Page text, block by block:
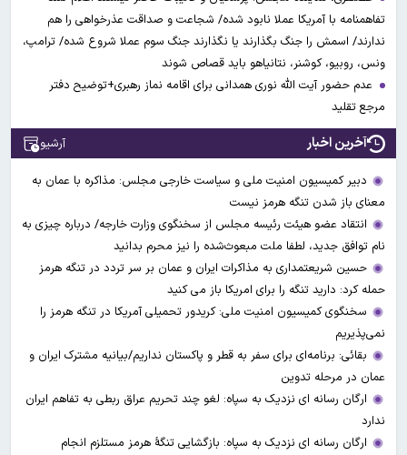
تفاهمنامه با آمریکا عملا نابود شده/ شجاعت و صداقت عذرخواهی را هم
ندارند/ اسمش را جنگ بگذارند یا نگذارند جنگ سوم عملا شروع شده/ ترامپ،
ونس، روبیو، کوشنر، نتانیاهو باید قصاص شوند
عدم حضور آیت الله نوری همدانی برای اقامه نماز رهبری+توضیح دفتر
مرجع تقلید
آخرین اخبار آرشیو
دبیر کمیسیون امنیت ملی و سیاست خارجی مجلس: مذاکره با عمان به
معنای باز شدن تنگه هرمز نیست
انتقاد عضو هیئت رئیسه مجلس از سخنگوی وزارت خارجه/ درباره چیزی به
نام توافق جدید، لطفا ملت مبعوث‌شده را نیز محرم بدانید
حسین شریعتمداری به مذاکرات ایران و عمان بر سر تردد در تنگه هرمز
حمله کرد: دارید تنگه را برای امریکا باز می کنید
سخنگوی کمیسیون امنیت ملی: کریدور تحمیلی آمریکا در تنگه هرمز را
نمی‌پذیریم
بقائی: برنامه‌ای برای سفر به قطر و پاکستان نداریم/بیانیه مشترک ایران و
عمان در مرحله تدوین
ارگان رسانه ای نزدیک به سپاه: لغو چند تحریم عراق ربطی به تفاهم ایران
ندارد
ارگان رسانه ای نزدیک به سپاه: بازگشایی تنگۀ هرمز مستلزم انجام